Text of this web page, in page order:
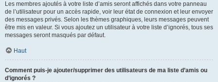
Les membres ajoutés à votre liste d’amis seront affichés dans votre panneau
de l’utilisateur pour un accès rapide, voir leur état de connexion et leur envoyer
des messages privés. Selon les thèmes graphiques, leurs messages peuvent
être mis en valeur. Si vous ajoutez un utilisateur à votre liste d’ignorés, tous ses
messages seront masqués par défaut.
Haut
Comment puis-je ajouter/supprimer des utilisateurs de ma liste d’amis ou
d’ignorés ?